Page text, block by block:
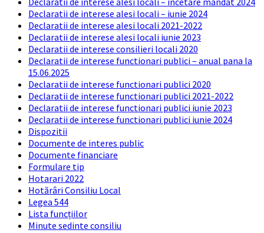
Declaratii de interese alesi locali – iunie 2024
Declaratii de interese alesi locali 2021-2022
Declaratii de interese alesi locali iunie 2023
Declaratii de interese consilieri locali 2020
Declaratii de interese functionari publici – anual pana la
15.06.2025
Declaratii de interese functionari publici 2020
Declaratii de interese functionari publici 2021-2022
Declaratii de interese functionari publici iunie 2023
Declaratii de interese functionari publici iunie 2024
Dispozitii
Documente de interes public
Documente financiare
Formulare tip
Hotarari 2022
Hotărâri Consiliu Local
Legea 544
Lista funcțiilor
Minute sedinte consiliu